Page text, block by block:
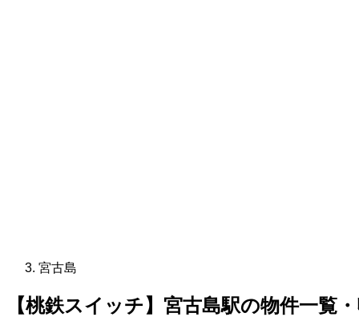
宮古島
【桃鉄スイッチ】宮古島駅の物件一覧